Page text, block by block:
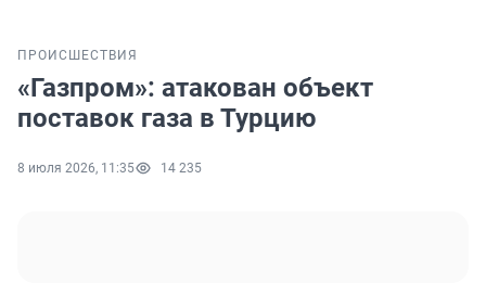
ПРОИСШЕСТВИЯ
«Газпром»: атакован объект
поставок газа в Турцию
8 июля 2026, 11:35 14 235